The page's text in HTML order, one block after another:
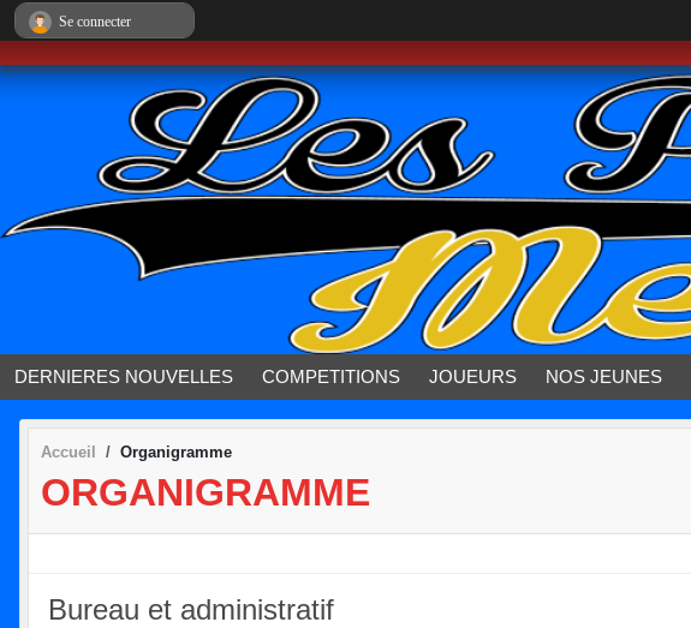
DERNIERES NOUVELLES COMPETITIONS JOUEURS NOS JEUNES
Accueil Organigramme
ORGANIGRAMME
Bureau et administratif
Se connecter
Panneau de gestion des cookies